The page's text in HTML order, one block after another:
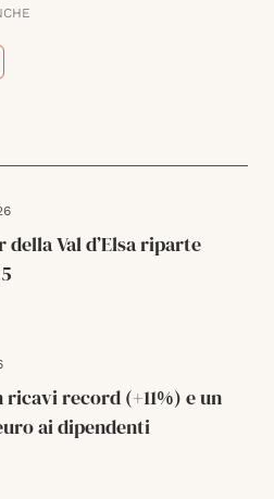
Val d’Elsa riparte
record (+11%) e un
ai dipendenti